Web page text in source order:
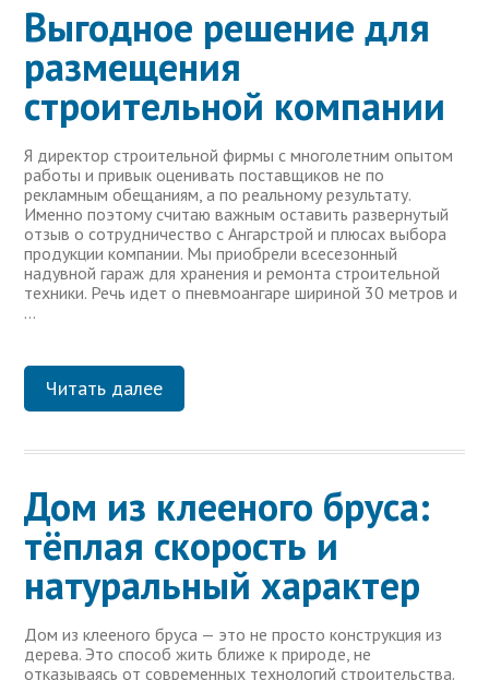
Выгодное решение для
размещения
строительной компании
Я директор строительной фирмы с многолетним опытом
работы и привык оценивать поставщиков не по
рекламным обещаниям, а по реальному результату.
Именно поэтому считаю важным оставить развернутый
отзыв о сотрудничество с Ангарстрой и плюсах выбора
продукции компании. Мы приобрели всесезонный
надувной гараж для хранения и ремонта строительной
техники. Речь идет о пневмоангаре шириной 30 метров и
…
Читать далее
Дом из клееного бруса:
тёплая скорость и
натуральный характер
Дом из клееного бруса — это не просто конструкция из
дерева. Это способ жить ближе к природе, не
отказываясь от современных технологий строительства.